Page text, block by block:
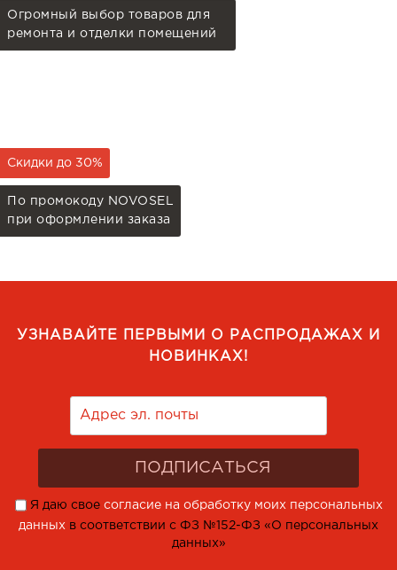
Огромный выбор товаров для
ремонта и отделки помещений
Скидки до 30%
По промокоду NOVOSEL
при оформлении заказа
УЗНАВАЙТЕ ПЕРВЫМИ О РАСПРОДАЖАХ И
НОВИНКАХ!
Я даю свое согласие на обработку моих персональных
данных в соответствии с ФЗ №152-ФЗ «О персональных
данных»